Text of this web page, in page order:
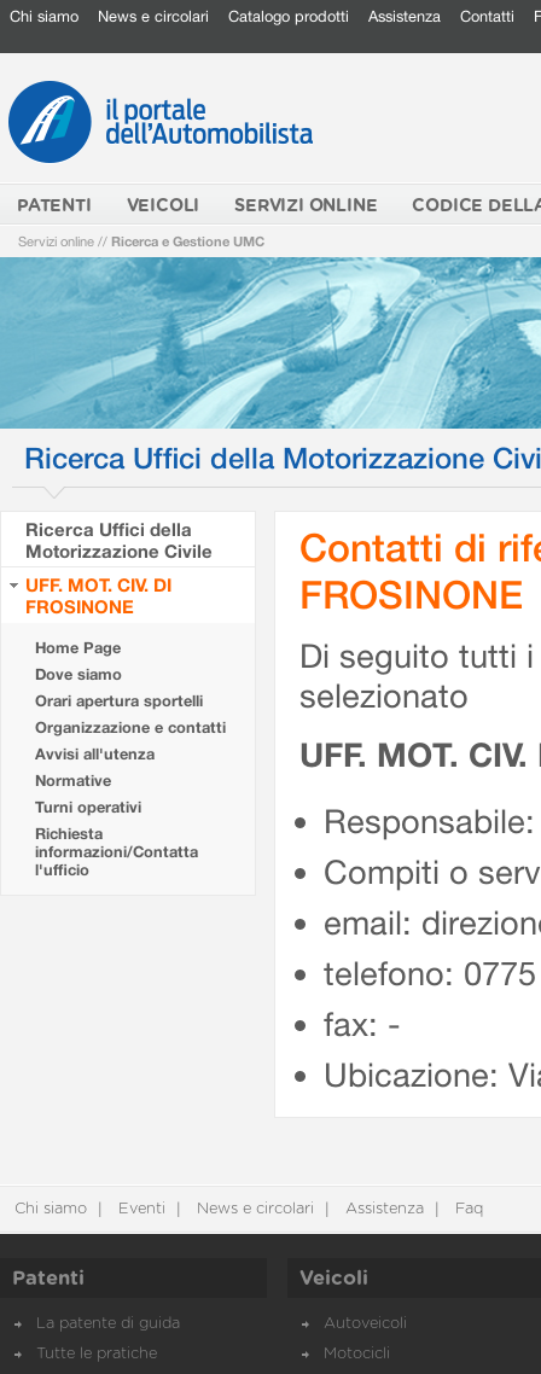
Chi siamo News e circolari Catalogo prodotti Assistenza Contatti
PATENTI VEICOLI SERVIZI ONLINE CODICE
Servizi online // Ricerca e Gestione UMC
Ricerca Uffici della Motorizzazione
Ricerca Uffici della
Motorizzazione Civile
UFF. MOT. CIV. DI
FROSINONE
Home Page
Dove siamo
Orari apertura sportelli
Organizzazione e contatti
Avvisi all'utenza
Normative
Turni operativi
Richiesta
informazioni/Contatta
l'ufficio
Contatti di
FROSINONE
Di seguito tutti
selezionato
UFF. MOT.
Compiti o
email:
telefono:
fax: -
Ubicazione:
Chi siamo Eventi News e circolari Assistenza Faq
Patenti
La patente di guida
Tutte le pratiche
Veicoli
Autoveicoli
Motocicli